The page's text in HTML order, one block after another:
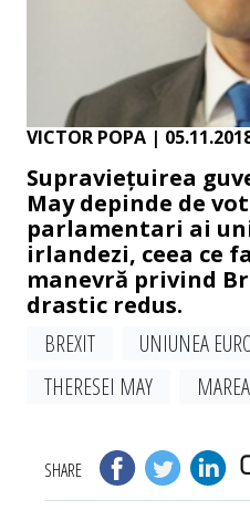
VICTOR POPA |
Supraviețuirea
May depinde de
parlamentari ai
irlandezi, ceea ce
manevră privind
drastic redus.
BREXIT
UNIUNEA
THERESEI MAY
SHARE